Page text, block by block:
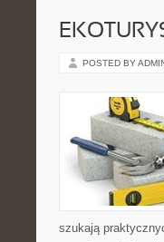
POSTED BY
szukają